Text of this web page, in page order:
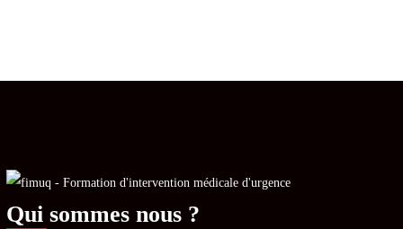
Qui sommes nous ?